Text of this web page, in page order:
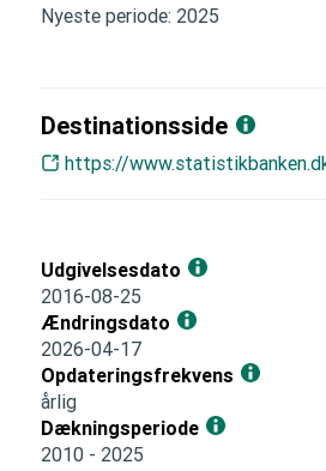
Nyeste periode: 2025
Destinationsside
https://
Udgivelsesdato
2016-08-25
Ændringsdato
2026-04-17
Opdateringsfrekvens
årlig
Dækningsperiode
2010 - 2025